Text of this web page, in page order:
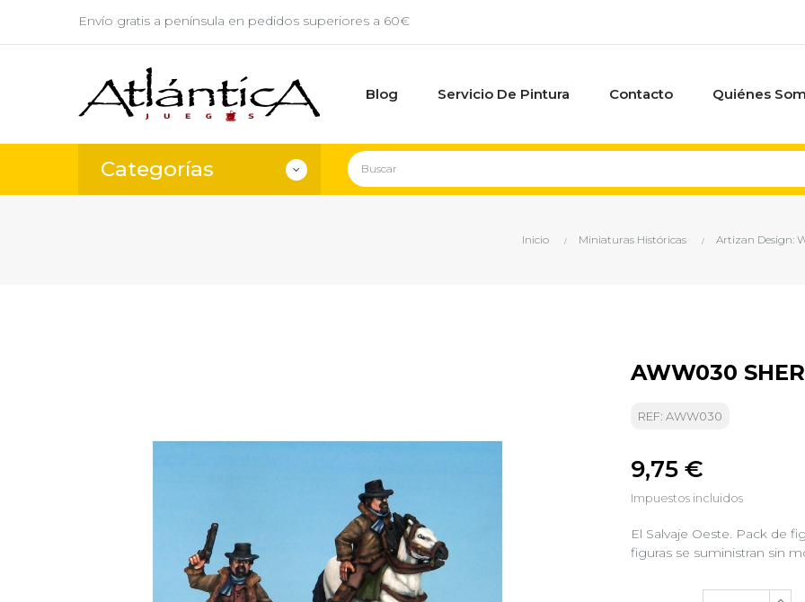
Envío gratis a península en pedidos superiores a 60€
Blog Servicio De Pintura Contacto Quiénes
Categorías
Inicio Miniaturas Históricas Artizan Design:
AWW030
REF: AWW030
9,75 €
Impuestos incluidos
El Salvaje Oeste. Pack de
figuras se suministran sin